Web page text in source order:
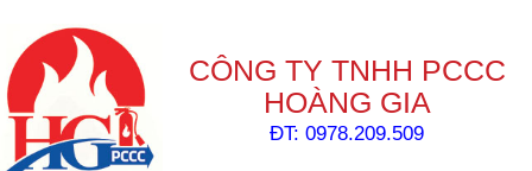
CÔNG TY TNHH PCCC
HOÀNG GIA
ĐT: 0978.209.509